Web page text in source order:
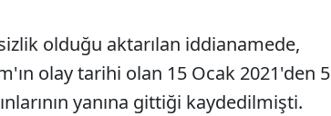
olduğu aktarılan iddianamede,
olay tarihi olan 15 Ocak 2021'den 5
yanına gittiği kaydedilmişti.